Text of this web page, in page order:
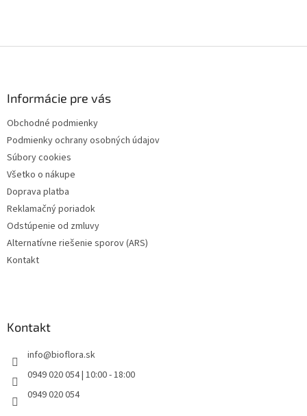
Informácie pre vás
Obchodné podmienky
Podmienky ochrany osobných údajov
Súbory cookies
Všetko o nákupe
Doprava platba
Reklamačný poriadok
Odstúpenie od zmluvy
Alternatívne riešenie sporov (ARS)
Kontakt
Kontakt
info@bioflora.sk
0949 020 054 | 10:00 - 18:00
0949 020 054